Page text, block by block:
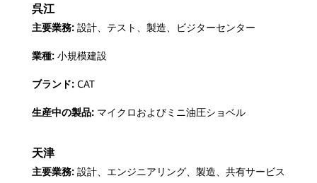
呉江
主要業務: 設計、テスト、製造、ビジターセンター
業種: 小規模建設
ブランド: CAT
生産中の製品: マイクロおよびミニ油圧ショベル
天津
主要業務: 設計、エンジニアリング、製造、共有サービス